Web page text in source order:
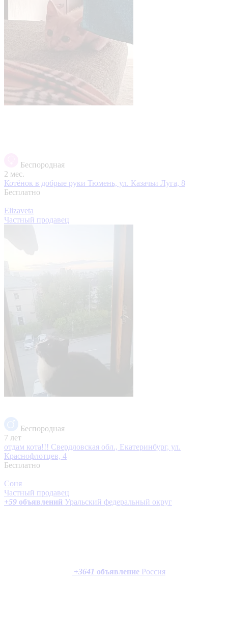
Беспородная
2 мес.
Котёнок в добрые руки Тюмень, ул. Казачьи Луга, 8
Бесплатно
Elizaveta
Частный продавец
Беспородная
7 лет
отдам кота!!! Свердловская обл., Екатеринбург, ул.
Краснофлотцев, 4
Бесплатно
Соня
Частный продавец
+59 объявлений Уральский федеральный округ
+3641 объявление Россия